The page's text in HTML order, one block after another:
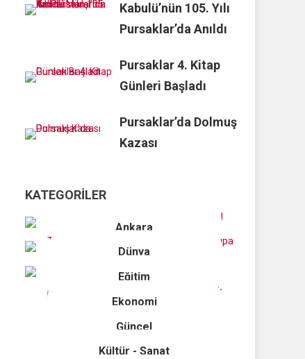
Kabulü’nün 105. Yılı
Pursaklar’da Anıldı
Pursaklar 4. Kitap
Günleri Başladı
Pursaklar’da Dolmuş
Kazası
KATEGORILER
Ankara
Dünya
Eğitim
Ekonomi
Güncel
Kültür - Sanat